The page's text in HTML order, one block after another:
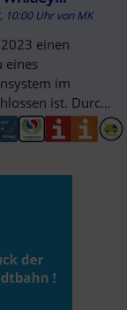
10:00 Uhr vonMK
einen
eines
im
ist. Durch